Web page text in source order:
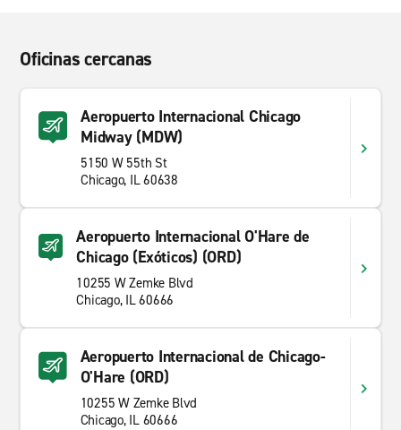
Oficinas cercanas
Aeropuerto Internacional Chicago
Midway (MDW)
5150 W 55th St
Chicago, IL 60638
Aeropuerto Internacional O'Hare de
Chicago (Exóticos) (ORD)
10255 W Zemke Blvd
Chicago, IL 60666
Aeropuerto Internacional de Chicago-
O'Hare (ORD)
10255 W Zemke Blvd
Chicago, IL 60666